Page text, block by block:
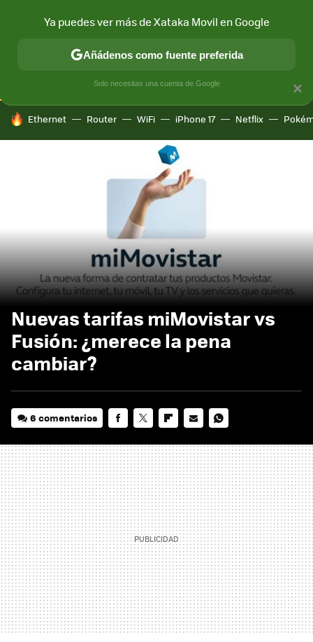
CONECTIVIDAD MÓVIL Y SOCIEDAD APLICACIONES
HOY SE HABLA DE
Ethernet Router WiFi iPhone 17 Netflix
Nuevas tarifas miMovistar vs
Fusión: ¿merece la pena
cambiar?
6 comentarios
MAIL
×
Ya puedes ver más de Xataka Movil en Google
Añádenos como fuente preferida
Solo necesitas una cuenta de Google